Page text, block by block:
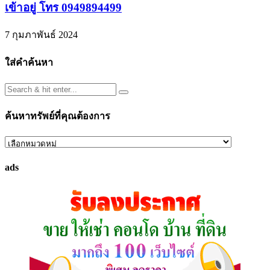
เข้าอยู่ โทร 0949894499
7 กุมภาพันธ์ 2024
ใส่คำค้นหา
ค้นหาทรัพย์ที่คุณต้องการ
ค้นหา
ที่
ads